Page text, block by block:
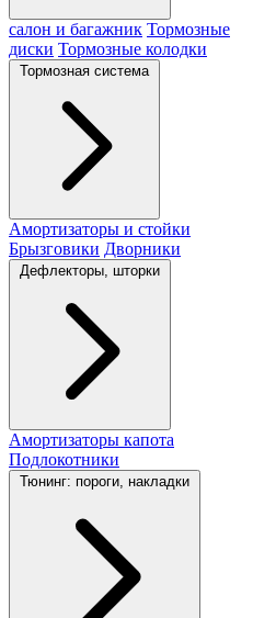
салон и багажник Тормозные
диски Тормозные колодки
Тормозная система
Амортизаторы и стойки
Брызговики Дворники
Дефлекторы, шторки
Амортизаторы капота
Подлокотники
Тюнинг: пороги, накладки